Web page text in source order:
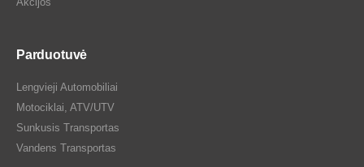
Parduotuvė
Lengvieji Automobiliai
Motociklai, ATV/UTV
Sunkusis Transportas
Vandens Transportas